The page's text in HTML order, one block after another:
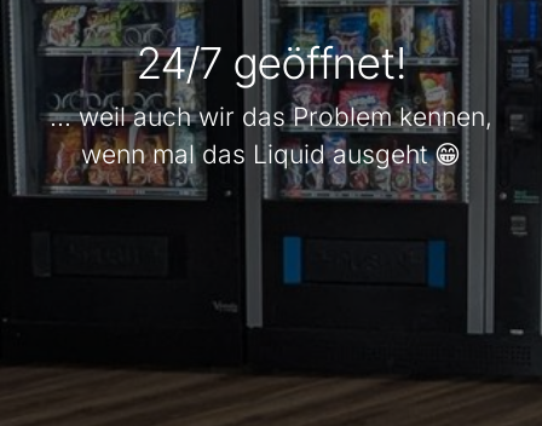
24/7 geöffnet!
... weil auch wir das Problem kennen,
wenn mal das Liquid ausgeht 😁